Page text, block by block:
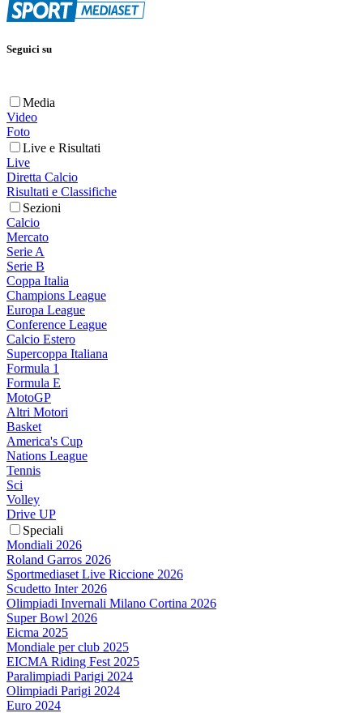
Seguici su
Media
Video
Foto
Live e Risultati
Live
Diretta Calcio
Risultati e Classifiche
Sezioni
Calcio
Mercato
Serie A
Serie B
Coppa Italia
Champions League
Europa League
Conference League
Calcio Estero
Supercoppa Italiana
Formula 1
Formula E
MotoGP
Altri Motori
Basket
America's Cup
Nations League
Tennis
Sci
Volley
Drive UP
Speciali
Mondiali 2026
Roland Garros 2026
Sportmediaset Live Riccione 2026
Scudetto Inter 2026
Olimpiadi Invernali Milano Cortina 2026
Super Bowl 2026
Eicma 2025
Mondiale per club 2025
EICMA Riding Fest 2025
Paralimpiadi Parigi 2024
Olimpiadi Parigi 2024
Euro 2024